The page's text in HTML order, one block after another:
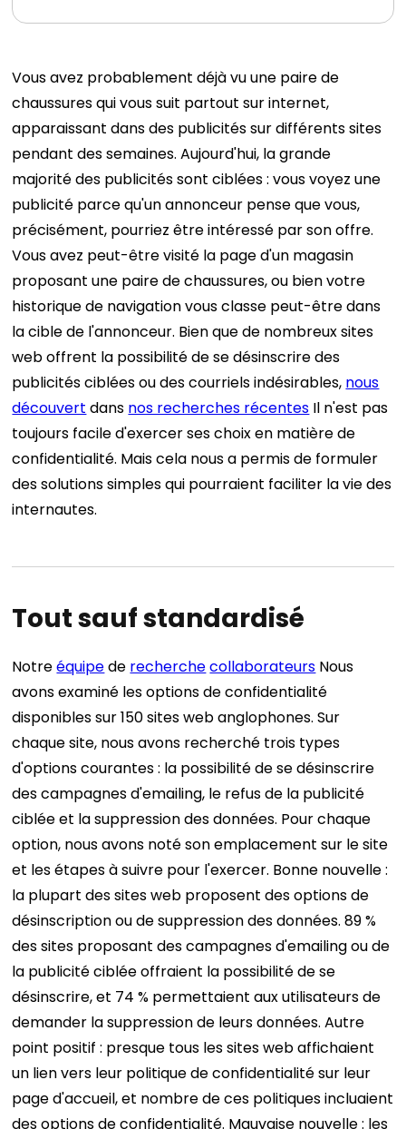
Vous avez probablement déjà vu une paire de
chaussures qui vous suit partout sur internet,
apparaissant dans des publicités sur différents sites
pendant des semaines. Aujourd'hui, la grande
majorité des publicités sont ciblées : vous voyez une
publicité parce qu'un annonceur pense que vous,
précisément, pourriez être intéressé par son offre.
Vous avez peut-être visité la page d'un magasin
proposant une paire de chaussures, ou bien votre
historique de navigation vous classe peut-être dans
la cible de l'annonceur. Bien que de nombreux sites
web offrent la possibilité de se désinscrire des
publicités ciblées ou des courriels indésirables, nous
découvert dans nos recherches récentes Il n'est pas
toujours facile d'exercer ses choix en matière de
confidentialité. Mais cela nous a permis de formuler
des solutions simples qui pourraient faciliter la vie des
internautes.
Tout sauf standardisé
Notreéquipede recherchecollaborateurs Nous
avons examiné les options de confidentialité
disponibles sur 150 sites web anglophones. Sur
chaque site, nous avons recherché trois types
d'options courantes : la possibilité de se désinscrire
des campagnes d'emailing, le refus de la publicité
ciblée et la suppression des données. Pour chaque
option, nous avons noté son emplacement sur le site
et les étapes à suivre pour l'exercer. Bonne nouvelle :
la plupart des sites web proposent des options de
désinscription ou de suppression des données. 89 %
des sites proposant des campagnes d'emailing ou de
la publicité ciblée offraient la possibilité de se
désinscrire, et 74 % permettaient aux utilisateurs de
demander la suppression de leurs données. Autre
point positif : presque tous les sites web affichaient
un lien vers leur politique de confidentialité sur leur
page d'accueil, et nombre de ces politiques incluaient
des options de confidentialité. Mauvaise nouvelle : les